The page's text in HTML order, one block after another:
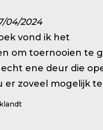
04/2024
vond ik het
om toernooien te
echt ene deur die
er zoveel mogelijk